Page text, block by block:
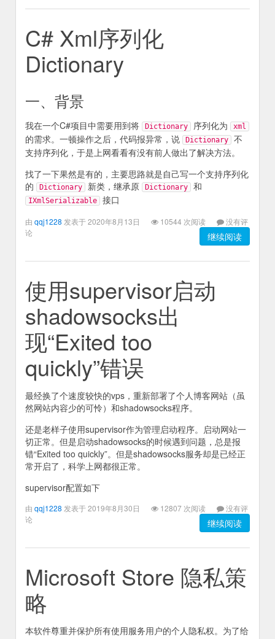
C# Xml序列化
Dictionary
一、背景
我在一个C#项目中需要用到将 Dictionary 序列化为 xml
的需求。一顿操作之后，代码报异常，说 Dictionary
不
支持序列化，于是上网看看有没有前人做出了解决方法。
找了一下果然是有的，主要思路就是自己写一个支持序列化
的
Dictionary 新类，继承原 Dictionary 和
IXmlSerializable 接口
由 qqj1228 发表于 2020年8月13日 10544 次阅读
没有评
论
继续阅读
使用supervisor启动
shadowsocks出
现“Exited too
quickly”错误
最经换了个速度较快的vps，重新部署了个人博客网站（虽
然网站内容少的可怜）和shadowsocks程序。
还是老样子使用supervisor作为管理启动程序。启动网站一
切正常。但是启动shadowsocks的时候遇到问题，总是报
错“Exited too quickly”。但是shadowsocks服务却是已经正
常开启了，科学上网都很正常。
supervisor配置如下
由 qqj1228 发表于 2019年8月30日 12807 次阅读
没有评
论
继续阅读
Microsoft Store 隐私策
略
本软件尊重并保护所有使用服务用户的个人隐私权。为了给